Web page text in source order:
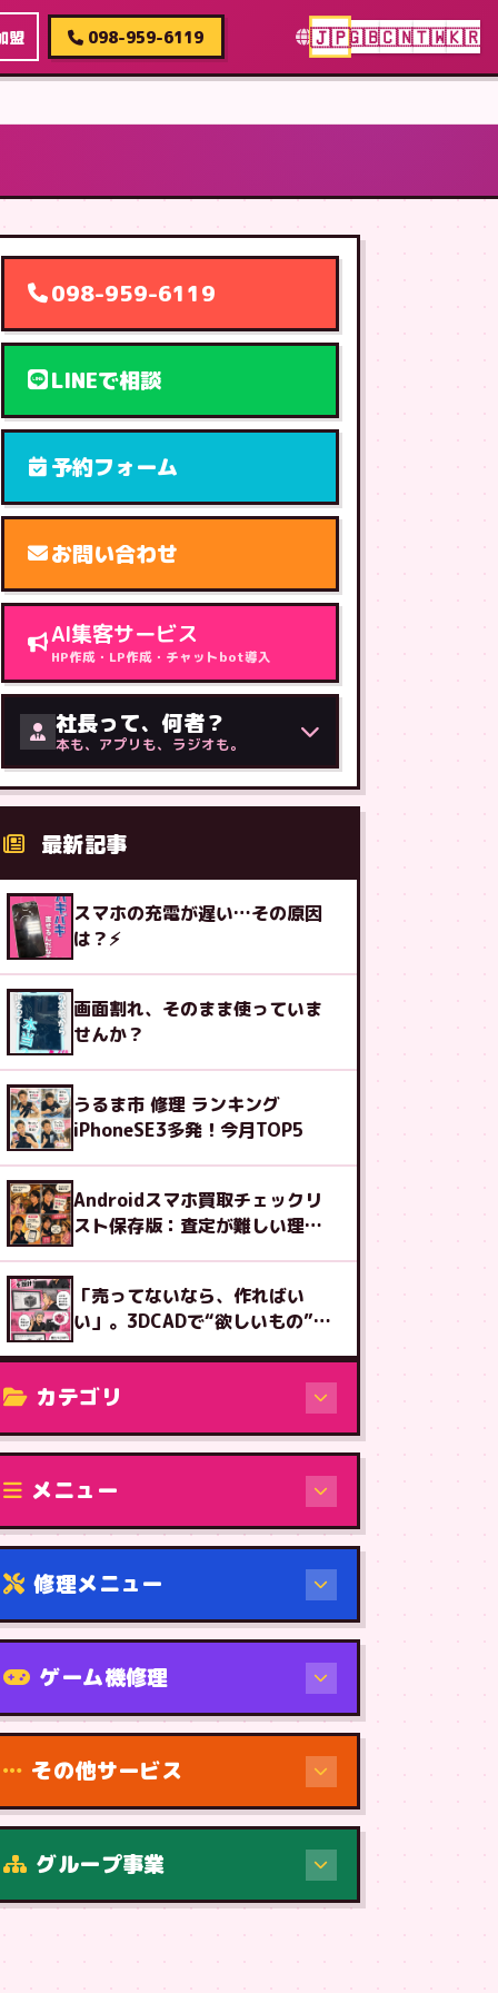
盟 098-959-6119 🇯🇵🇬🇧🇨🇳🇹🇼🇰🇷
098-959-6119
LINEで相談
予約フォーム
お問い合わせ
AI集客サービス
HP作成・LP作成・チャットbot導入
社長って、何者？
本も、アプリも、ラジオも。
最新記事
スマホの充電が遅い…その原因
は？⚡
画面割れ、そのまま使っていま
せんか？
うるま市 修理 ランキング
iPhoneSE3多発！今月TOP5
Androidスマホ買取チェックリ
スト保存版：査定が難しい理由
「売ってないなら、作ればい
い」。3DCADで“欲しいもの”を
カテゴリ
修理（機種から）
メニュー
修理メニュー
機種から
ゲーム機修理
その他サービス
グループ事業